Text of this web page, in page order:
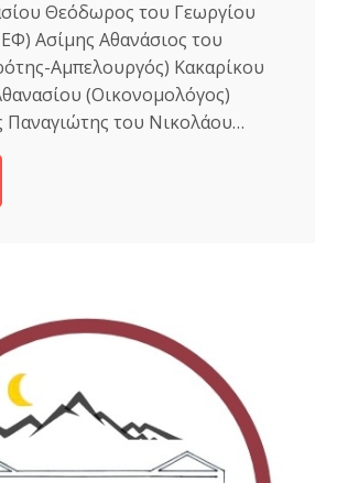
Θεόδωρος του Γεωργίου
Ασίμης Αθανάσιος του
Αμπελουργός) Κακαρίκου
(Οικονομολόγος)
Παναγιώτης του Νικολάου…